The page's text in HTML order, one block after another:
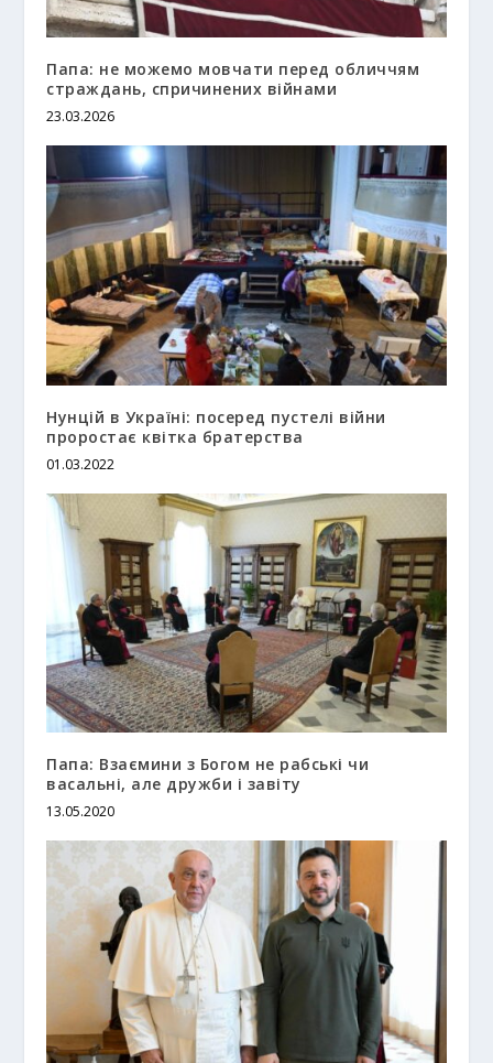
Папа: не можемо мовчати перед обличчям
страждань, спричинених війнами
23.03.2026
Нунцій в Україні: посеред пустелі війни
проростає квітка братерства
01.03.2022
Папа: Взаємини з Богом не рабські чи
васальні, але дружби і завіту
13.05.2020